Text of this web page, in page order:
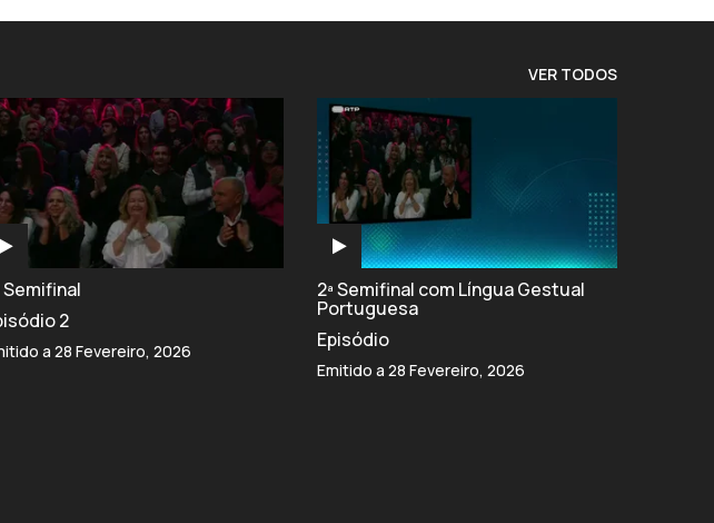
VER TODOS
Semifinal
2
a 28 Fevereiro, 2026
2ª Semifinal com Língua Gestual
Portuguesa
Episódio
Emitido a 28 Fevereiro, 2026